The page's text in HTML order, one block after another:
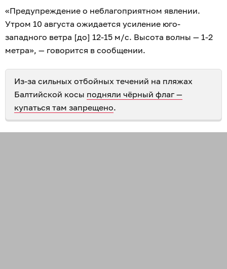
«Предупреждение о неблагоприятном явлении.
Утром 10 августа ожидается усиление юго-
западного ветра [до] 12-15 м/с. Высота волны — 1-2
метра», — говорится в сообщении.
Из-за сильных отбойных течений на пляжах
Балтийской косы подняли чёрный флаг —
купаться там запрещено.